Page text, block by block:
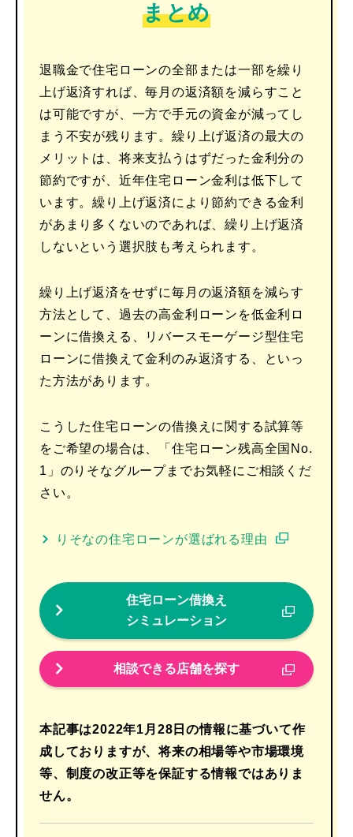
まとめ
退職金で住宅ローンの全部または一部を繰り
上げ返済すれば、毎月の返済額を減らすこと
は可能ですが、一方で手元の資金が減ってし
まう不安が残ります。繰り上げ返済の最大の
メリットは、将来支払うはずだった金利分の
節約ですが、近年住宅ローン金利は低下して
います。繰り上げ返済により節約できる金利
があまり多くないのであれば、繰り上げ返済
しないという選択肢も考えられます。
繰り上げ返済をせずに毎月の返済額を減らす
方法として、過去の高金利ローンを低金利ロ
ーンに借換える、リバースモーゲージ型住宅
ローンに借換えて金利のみ返済する、といっ
た方法があります。
こうした住宅ローンの借換えに関する試算等
をご希望の場合は、「住宅ローン残高全国No.
1」のりそなグループまでお気軽にご相談くだ
さい。
りそなの住宅ローンが選ばれる理由
住宅ローン借換え
シミュレーション
相談できる店舗を探す
本記事は2022年1月28日の情報に基づいて作
成しておりますが、将来の相場等や市場環境
等、制度の改正等を保証する情報ではありま
せん。